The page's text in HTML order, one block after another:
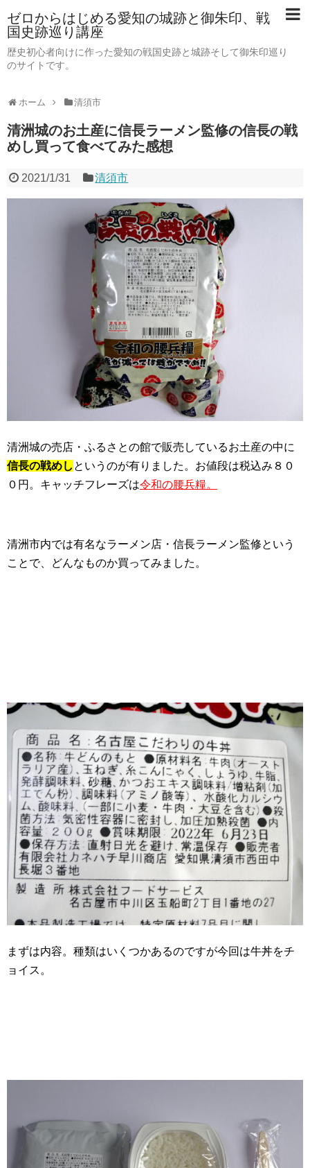
ゼロからはじめる愛知の城跡と御朱印、戦
国史跡巡り講座
歴史初心者向けに作った愛知の戦国史跡と城跡そして御朱印巡り
のサイトです。
ホーム 清須市
清洲城のお土産に信長ラーメン監修の信長の戦
めし買って食べてみた感想
2021/1/31 清須市
清洲城の売店・ふるさとの館で販売しているお土産の中に
信長の戦めし というのが有りました。お値段は税込み８０
０円。キャッチフレーズは令和の腰兵糧。
清洲市内では有名なラーメン店・信長ラーメン監修という
ことで、どんなものか買ってみました。
まずは内容。種類はいくつかあるのですが今回は牛丼をチ
ョイス。